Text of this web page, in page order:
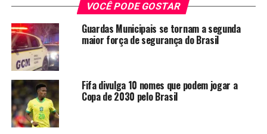
VOCÊ PODE GOSTAR
Guardas Municipais se tornam a segunda
maior força de segurança do Brasil
Fifa divulga 10 nomes que podem jogar a
Copa de 2030 pelo Brasil